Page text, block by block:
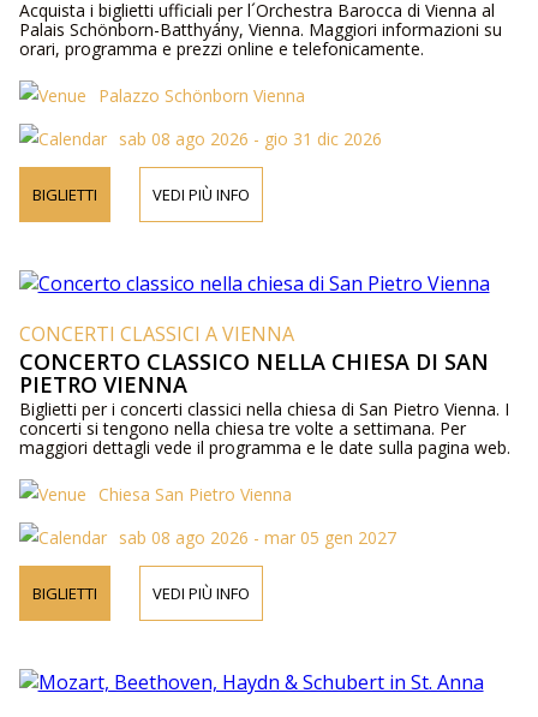
Acquista i biglietti ufficiali per l´Orchestra Barocca di Vienna al
Palais Schönborn-Batthyány, Vienna. Maggiori informazioni su
orari, programma e prezzi online e telefonicamente.
Palazzo Schönborn Vienna
sab 08 ago 2026 - gio 31 dic 2026
BIGLIETTI VEDI PIÙ INFO
CONCERTI CLASSICI A VIENNA
CONCERTO CLASSICO NELLA CHIESA DI SAN
PIETRO VIENNA
Biglietti per i concerti classici nella chiesa di San Pietro Vienna. I
concerti si tengono nella chiesa tre volte a settimana. Per
maggiori dettagli vede il programma e le date sulla pagina web.
Chiesa San Pietro Vienna
sab 08 ago 2026 - mar 05 gen 2027
BIGLIETTI VEDI PIÙ INFO